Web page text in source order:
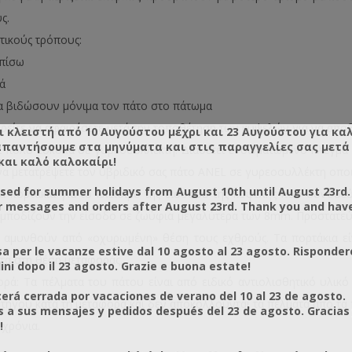
τρόπους:
βιδώσουν μόνιμα τον πάτο στο πάτωμα
να αφαιρέσετε μετά την τοποθέτηση των κυψελών για να
πολύ εύκολα σε γυρεοσυλλέκτη: Διαθέτει ενσωματωμένο
τον υβριδικό σας πάτο ANEL σε γυρεοσυλλέκτη
για το κλείσιμο της εισόδου της κυψέλης που
την είσοδο σε ζωύφια μεγαλύτερα των 8mm.
αμυνθούν από «οχυρωμένη» θέση τους εχθρούς. Τα πορτάκια
στη θέση μεταφοράς.
Τα πέλματα του πάτου είναι από ειδικό αντιολισθητικό
κατά τη μεταφορά και δεν αποκολλούνται τα πέλματα από τα
κλειστή από 10 Αυγούστου μέχρι και 23 Αυγούστου για
στα μηνύματα και στις παραγγελίες σας μετά
καλό καλοκαίρι!
for summer holidays from August 10th until August
messages and orders after August 23rd. Thank you and
per le vacanze estive dal 10 agosto al 23 agosto.
dopo il 23 agosto. Grazie e buona estate!
cerrada por vacaciones de verano del 10 al 23 de agosto.
a sus mensajes y pedidos después del 23 de agosto.